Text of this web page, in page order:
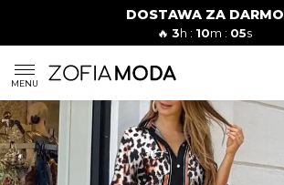
DOSTAWA ZA DARMO
🔥 3h : 10m : 04s
MENU
SUKIENKI
KOMPLETY